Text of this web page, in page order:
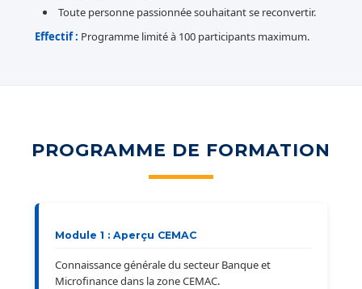
Toute personne passionnée souhaitant se reconvertir.
Effectif : Programme limité à 100 participants maximum.
PROGRAMME DE FORMATION
Module 1 : Aperçu CEMAC
Connaissance générale du secteur Banque et
Microfinance dans la zone CEMAC.